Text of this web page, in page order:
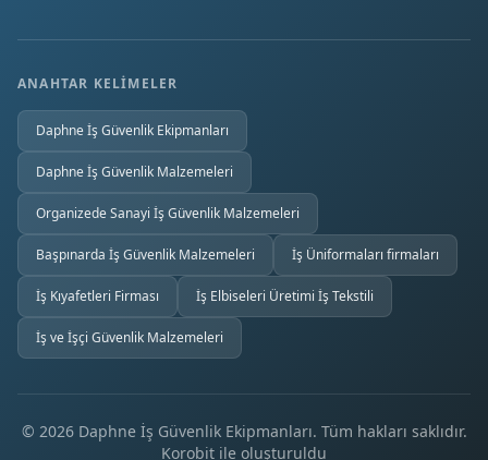
ANAHTAR KELIMELER
Daphne İş Güvenlik Ekipmanları
Daphne İş Güvenlik Malzemeleri
Organizede Sanayi İş Güvenlik Malzemeleri
Başpınarda İş Güvenlik Malzemeleri İş Üniformaları firmaları
İş Kıyafetleri Firması İş Elbiseleri Üretimi İş Tekstili
İş ve İşçi Güvenlik Malzemeleri
© 2026 Daphne İş Güvenlik Ekipmanları. Tüm hakları saklıdır.
Korobit ile oluşturuldu